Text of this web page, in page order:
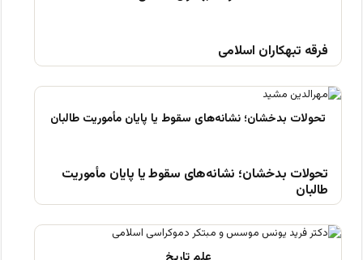
فرقه تبهکاران اسلامی
تحولات بدخشان؛ نشانه‌های سقوط یا پایان مأموریت
طالبان